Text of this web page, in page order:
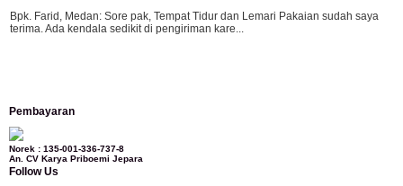
Bpk. Farid, Medan: Sore pak, Tempat Tidur dan Lemari Pakaian sudah saya
terima. Ada kendala sedikit di pengiriman kare...
kursi teras saya sudah saya terima dan p...
Pembayaran
Norek : 135-001-336-737-8
An. CV Karya Priboemi Jepara
Follow Us